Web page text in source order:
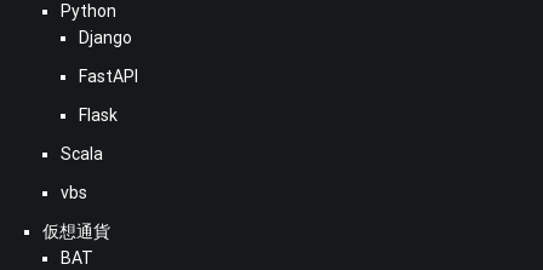
Python
Django
FastAPI
Flask
Scala
vbs
仮想通貨
BAT